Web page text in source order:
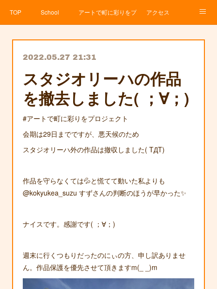
TOP School アートで町に彩りをプロジェクト
アクセス
2022.05.27 21:31
スタジオリーハの作品
を撤去しました( ；∀；)
#アートで町に彩りをプロジェクト
会期は29日までですが、悪天候のため
スタジオリーハ外の作品は撤収しました( TДT)
作品を守らなくては💦と慌てて動いた私よりも
@kokyukea_suzu すずさんの判断のほうが早かった✨
ナイスです。感謝です( ；∀；)
週末に行くつもりだったのにぃの方、申し訳ありませ
ん。作品保護を優先させて頂きますm(_ _)m